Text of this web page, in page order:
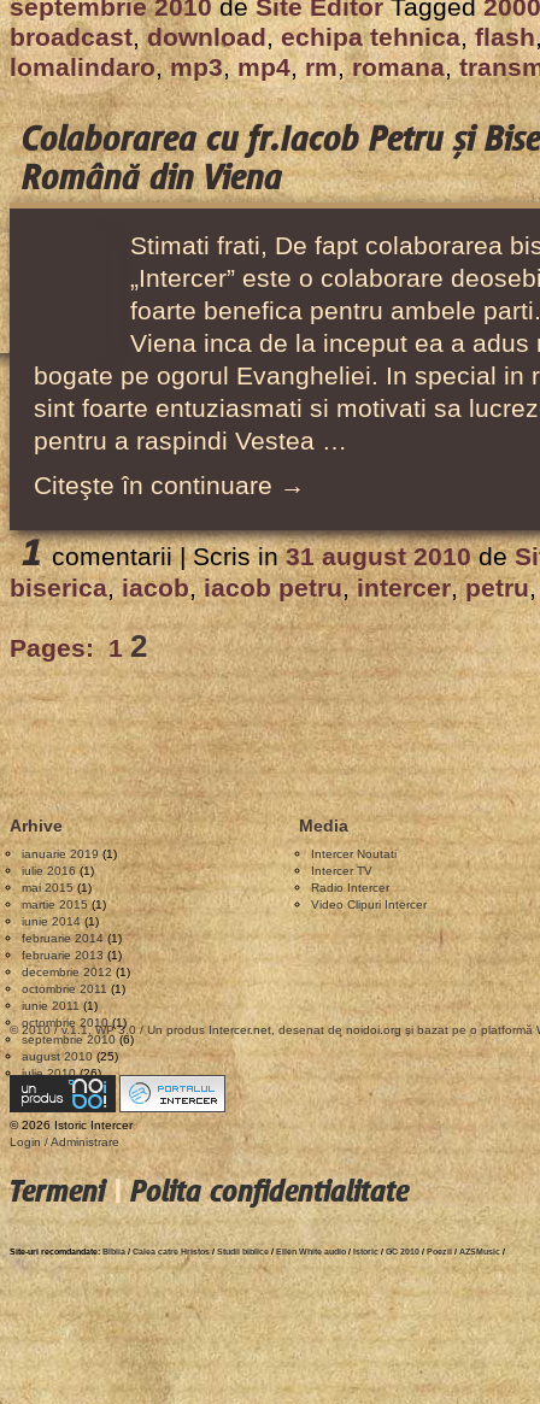
pe
internet
și
alte
colaborări
cu
Adventistă
Română
din
Loma
Linda,
din
septembrie 2010 de Site Editor Tagged2000
broadcast,download,echipa tehnica,flash
lomalindaro,mp3,mp4,rm,romana,
Colaborarea cu fr.Iacob Petru și
Română din Viena
Stimati frati, De fapt colaborarea
„Intercer” este o colaborare
foarte benefica pentru ambele
Viena inca de la inceput ea a adus
bogate pe ogorul Evangheliei. In special in
sint foarte entuziasmati si motivati sa
pentru a raspindi Vestea …
Citeşte în continuare →
1 comentarii |Scris in 31 august 2010 de
biserica,iacob,iacob petru,intercer,petru
Pages: 1 2
Arhive
ianuarie 2019(1)
iulie 2016 (1)
mai 2015(1)
martie 2015 (1)
iunie 2014(1)
februarie 2014(1)
februarie 2013 (1)
decembrie 2012 (1)
octombrie 2011 (1)
iunie 2011(1)
octombrie 2010(1)
septembrie 2010(6)
august 2010(25)
iulie 2010(26)
Media
Intercer Noutati
Intercer TV
Radio Intercer
Video Clipuri Intercer
© 2010 / v.1.1, WP 3.0 / Un produs Intercer.net , desenat de noidoi.orgşi bazat pe o platformă
© 2026 Istoric Intercer
Login / Administrare
Termeni|Polita confidentialitate
Site-uri recomdandate: Biblia / Calea catre Hristos / Studii biblice / Ellen White audio / Istoric / GC 2010 / Poezii / AZSMusic /